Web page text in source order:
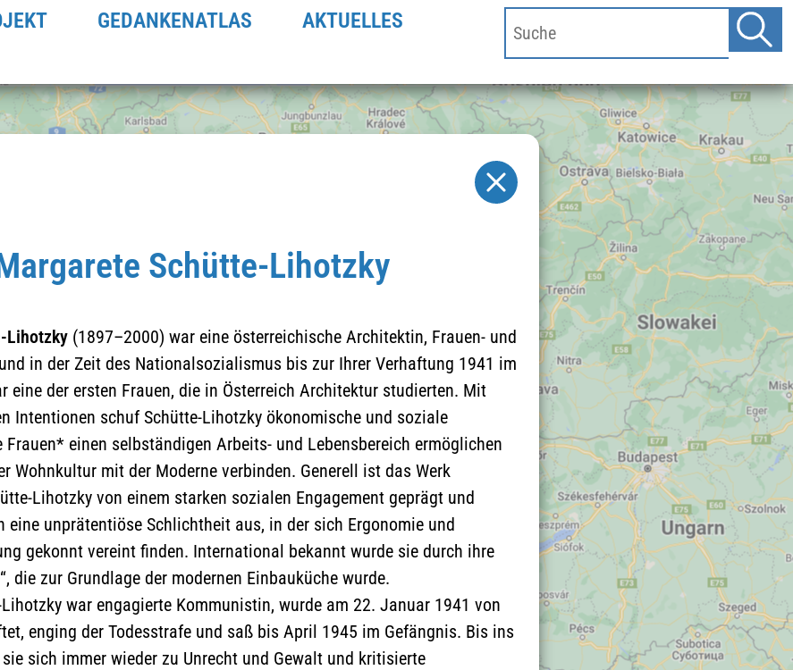
GEDANKENATLAS AKTUELLES
Klicken Sie hier um die
Datenschutzerklärung zu
aktzeptieren und die Google-
Maps-Karte zu laden
Näheres finden Sie in der
Datenschutzerklärung
Schütte-Lihotzky
Lihotzky (1897–2000) war eine österreichische Architektin, Frauen- und
in der Zeit des Nationalsozialismus bis zur Ihrer Verhaftung 1941 im
eine der ersten Frauen, die in Österreich Architektur studierten. Mit
Intentionen schuf Schütte-Lihotzky ökonomische und soziale
Frauen* einen selbständigen Arbeits- und Lebensbereich ermöglichen
Wohnkultur mit der Moderne verbinden. Generell ist das Werk
Lihotzky von einem starken sozialen Engagement geprägt und
eine unprätentiöse Schlichtheit aus, in der sich Ergonomie und
gekonnt vereint finden. International bekannt wurde sie durch ihre
die zur Grundlage der modernen Einbauküche wurde.
war engagierte Kommunistin, wurde am 22. Januar 1941 von
enging der Todesstrafe und saß bis April 1945 im Gefängnis. Bis ins
sich immer wieder zu Unrecht und Gewalt und kritisierte